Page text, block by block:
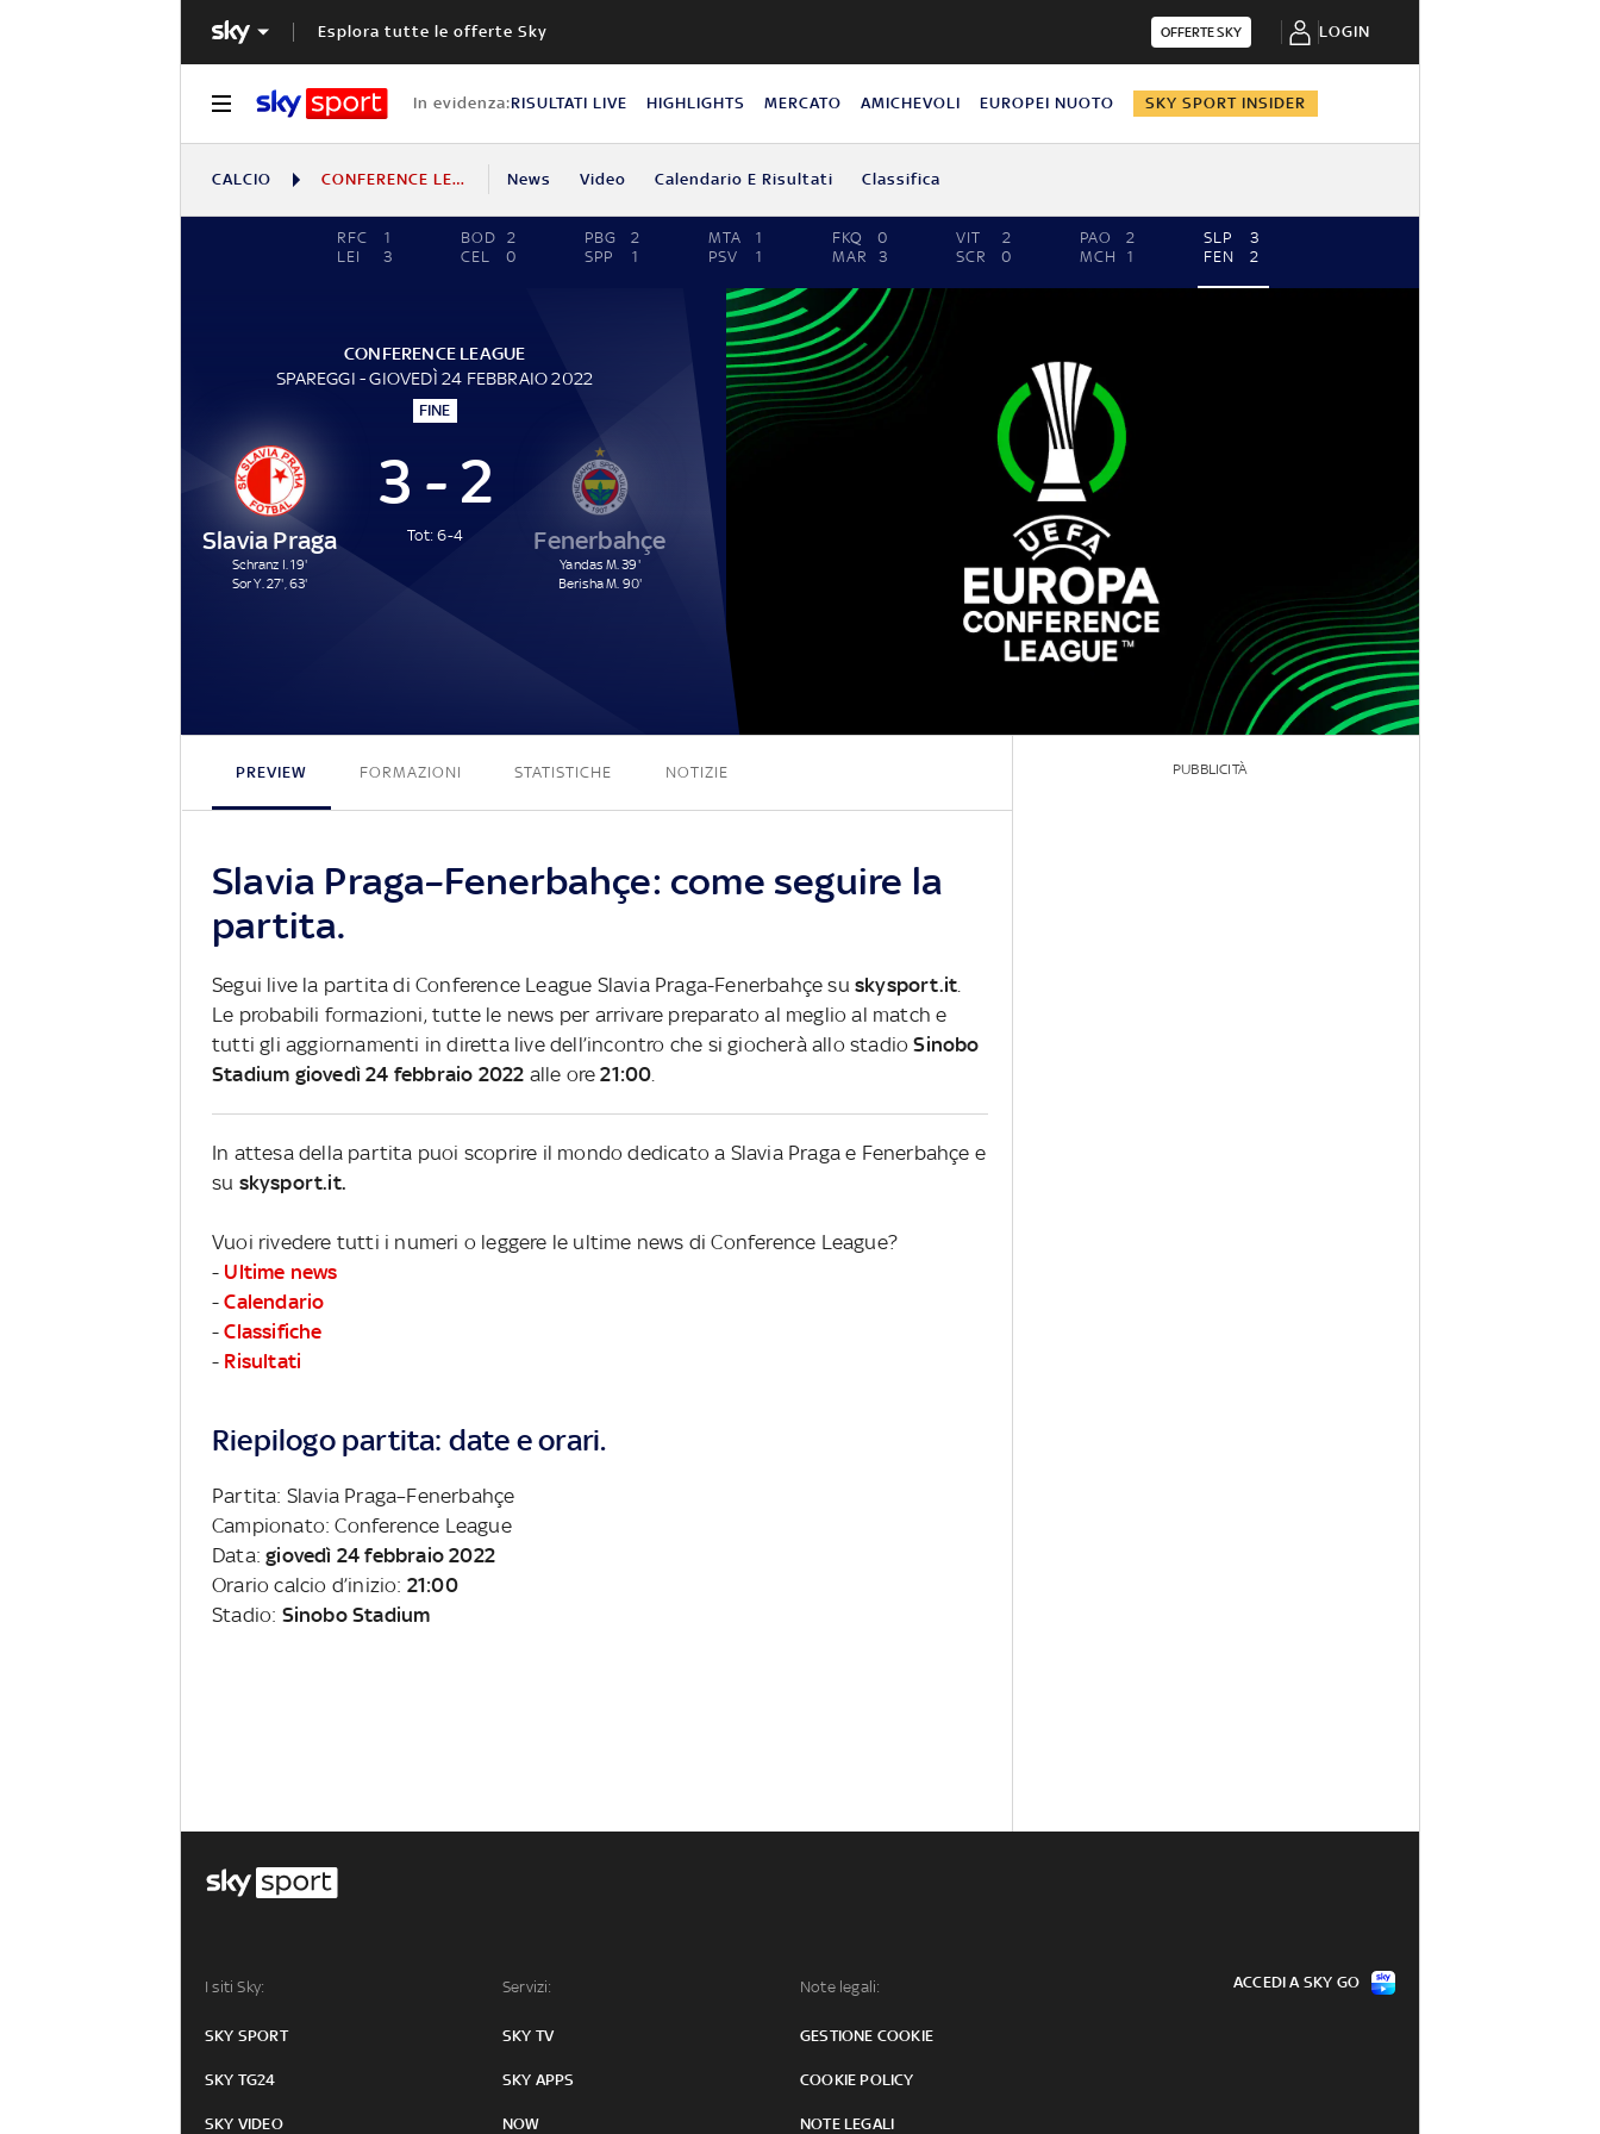
Esplora tutte le offerte Sky OFFERTE SKY LOGIN
In evidenza:RISULTATI LIVE HIGHLIGHTS MERCATO AMICHEVOLI EUROPEI NUOTO SKY SPORT INSIDER
CALCIO CONFERENCE LEAGUE News Video Calendario E Risultati Classifica
RFC
1
LEI
3
BOD
2
CEL
0
PBG
2
SPP
1
MTA
1
PSV
1
FKQ
0
MAR
3
VIT
2
SCR
0
PAO
2
MCH
1
SLP
3
FEN
2
CONFERENCE LEAGUE
SPAREGGI - GIOVEDÌ 24 FEBBRAIO 2022
FINE
Slavia Praga
Schranz I. 19'
Sor Y. 27', 63'
3 - 2
Tot: 6-4 Fenerbahçe
Yandas M. 39'
Berisha M. 90'
PREVIEW FORMAZIONI STATISTICHE NOTIZIE
Slavia Praga–Fenerbahçe: come seguire la
partita.
Segui live la partita di Conference League Slavia Praga-Fenerbahçe su skysport.it
Le probabili formazioni, tutte le news per arrivare preparato al meglio al match e
tutti gli aggiornamenti in diretta live dell’incontro che si giocherà allo stadioSinobo
Stadium giovedì 24 febbraio 2022 alle ore21:00
In attesa della partita puoi scoprire il mondo dedicato a Slavia Praga e Fenerbahçe e
su skysport.it.
Vuoi rivedere tutti i numeri o leggere le ultime news di Conference League?
- Ultime news
-Calendario
-Classifiche
- Risultati
Riepilogo partita: date e orari.
Partita: Slavia Praga–Fenerbahçe
Campionato: Conference League
Data:giovedì 24 febbraio 2022
Orario calcio d’inizio: 21:00
Stadio: Sinobo Stadium
PUBBLICITÀ
I siti Sky:
SKY SPORT
SKY TG24
SKY VIDEO
Servizi:
SKY TV
SKY APPS
NOW
Note legali:
GESTIONE COOKIE
COOKIE POLICY
NOTE LEGALI
ACCEDI A SKY GO